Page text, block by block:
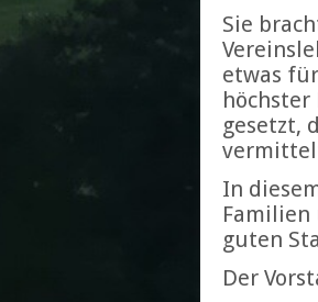
Sie
etwas
gesetzt,
In
Familien
guten
Der